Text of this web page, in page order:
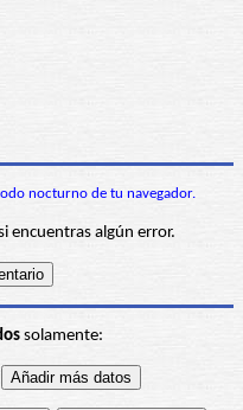
nocturno de tu navegador.
encuentras algún error.
solamente: